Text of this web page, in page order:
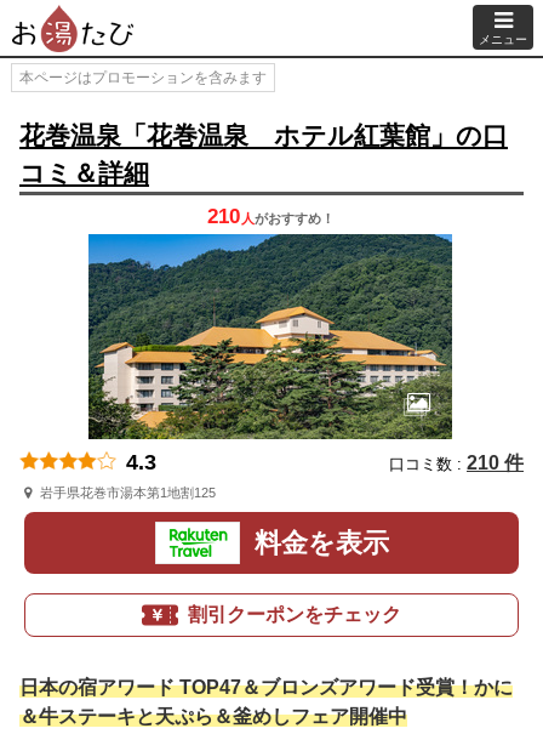
メニュー
本ページはプロモーションを含みます
花巻温泉「花巻温泉 ホテル紅葉館」の口
コミ＆詳細
210 人がおすすめ！
4.3 口コミ数 : 210 件
岩手県花巻市湯本第1地割125
料金を表示
割引クーポンをチェック
日本の宿アワード TOP47＆ブロンズアワード受賞！かに
＆牛ステーキと天ぷら＆釜めしフェア開催中